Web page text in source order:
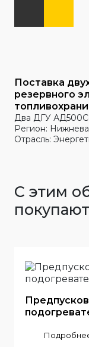
Поставка
резервного
Два ДГУ
Регион:
Отрасль:
С этим
покупают